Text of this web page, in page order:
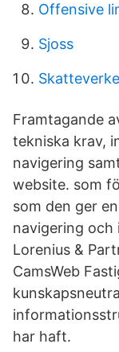
Offensive
Sjoss
Framtagande
tekniska krav,
navigering
website. som
som den ger
navigering
Lorenius &
CamsWeb
har haft.